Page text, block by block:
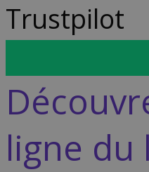
Trustpilot
ligne du